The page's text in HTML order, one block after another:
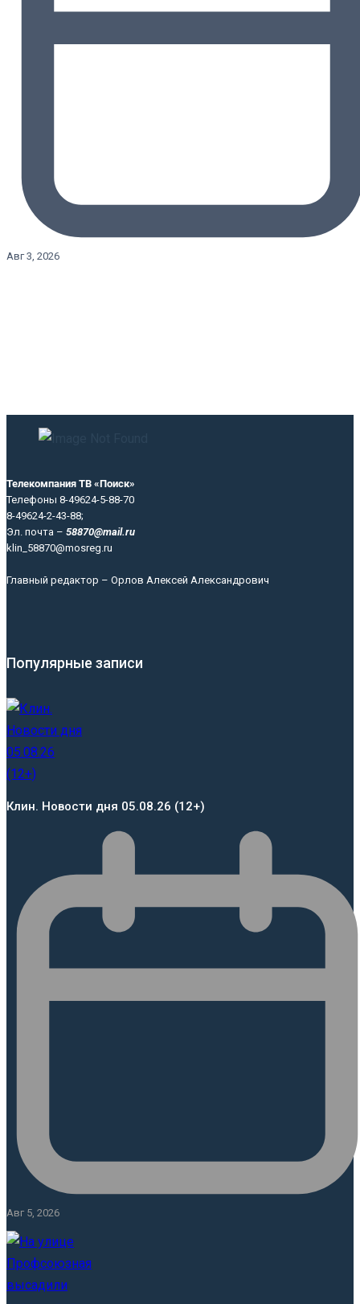
Авг 3, 2026
Телекомпания ТВ «Поиск»
Телефоны 8-49624-5-88-70
8-49624-2-43-88;
Эл. почта – 58870@mail.ru
klin_58870@mosreg.ru
Главный редактор – Орлов Алексей Александрович
Популярные записи
Клин. Новости дня 05.08.26 (12+)
Авг 5, 2026